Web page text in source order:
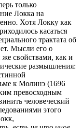
только
Локка на
Хотя Локку как
касаться
трактата об
Мысли его о
же свойствами, как и
размышления:
к Молинэ (1696
превосходным
человеческий
этого